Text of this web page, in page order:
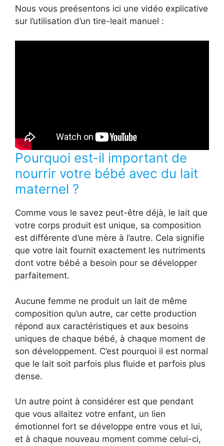
Nous vous preésentons ici une vidéo explicative
sur l’utilisation d’un tire-leait manuel :
Pourquoi est-il important de
nourrir votre bébé avec du lait
maternel ?
Comme vous le savez peut-être déjà, le lait que
votre corps produit est unique, sa composition
est différente d’une mère à l’autre. Cela signifie
que votre lait fournit exactement les nutriments
dont votre bébé a besoin pour se développer
parfaitement.
Aucune femme ne produit un lait de même
composition qu’un autre, car cette production
répond aux caractéristiques et aux besoins
uniques de chaque bébé, à chaque moment de
son développement. C’est pourquoi il est normal
que le lait soit parfois plus fluide et parfois plus
dense.
Un autre point à considérer est que pendant
que vous allaitez votre enfant, un lien
émotionnel fort se développe entre vous et lui,
et à chaque nouveau moment comme celui-ci,